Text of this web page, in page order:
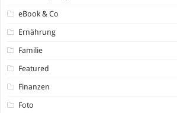
eBook & Co
Ernährung
Familie
Featured
Finanzen
Foto